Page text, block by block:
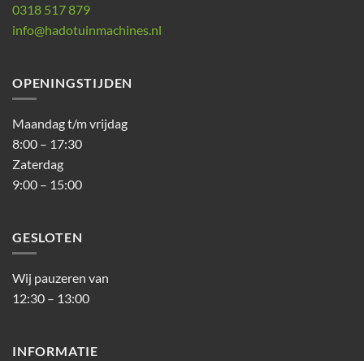
0318 517 879
info@hadotuinmachines.nl
OPENINGSTIJDEN
Maandag t/m vrijdag
8:00 – 17:30
Zaterdag
9:00 – 15:00
GESLOTEN
Wij pauzeren van
12:30 – 13:00
INFORMATIE